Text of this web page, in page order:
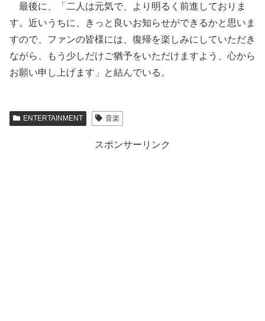
最後に、「二人は元気で、より明るく前進しておりま
す。近いうちに、きっと良いお知らせができるかと思いま
すので、ファンの皆様には、復帰を楽しみにしていただき
ながら、もう少しだけご猶予をいただけますよう、心から
お願い申し上げます」と結んでいる。
ENTERTAINMENT 音楽
スポンサーリンク